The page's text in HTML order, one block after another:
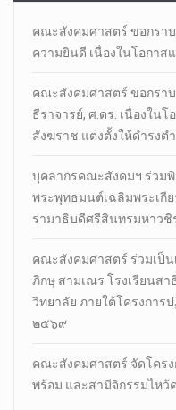
คณะสังคมศาสตร์ ขอกรา
ความยินดี เนื่องในโอกาส
คณะสังคมศาสตร์ ขอกรา
ธีราจารย์, ศ.ดร. เนื่องใน
สังฆราช แต่งตั้งให้ดำรงต
บุคลากรคณะสังคมฯ ร่วม
พระพุทธมนต์เฉลิมพระเกี
รามาธิบดีศรีสินทรมหาวชิ
คณะสังคมศาสตร์ ร่วมเป็น
ภิกษุ สามเณร โรงเรียนส
วิทยาลัย ภายใต้โครงการ
๒๕๖๙
คณะสังคมศาสตร์ จัดโคร
พร้อม และสามีจิกรรมไห